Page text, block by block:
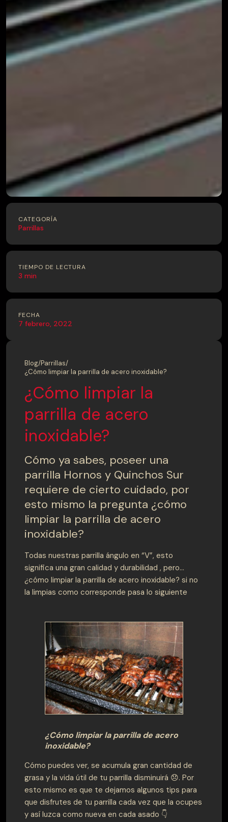
CATEGORÍA
Parrillas
TIEMPO DE LECTURA
3 min
FECHA
7 febrero, 2022
Blog/Parrillas/
¿Cómo limpiar la parrilla de acero inoxidable?
¿Cómo limpiar la
parrilla de acero
inoxidable?
Cómo ya sabes, poseer una
parrilla Hornos y Quinchos Sur
requiere de cierto cuidado, por
esto mismo la pregunta ¿cómo
limpiar la parrilla de acero
inoxidable?
Todas nuestras parrilla ángulo en “V”, esto
significa una gran calidad y durabilidad , pero…
¿cómo limpiar la parrilla de acero inoxidable? si no
la limpias como corresponde pasa lo siguiente
¿Cómo limpiar la parrilla de acero
inoxidable?
Cómo puedes ver, se acumula gran cantidad de
grasa y la vida útil de tu parrilla disminuirá 😞. Por
esto mismo es que te dejamos algunos tips para
que disfrutes de tu parrilla cada vez que la ocupes
y así luzca como nueva en cada asado 👇